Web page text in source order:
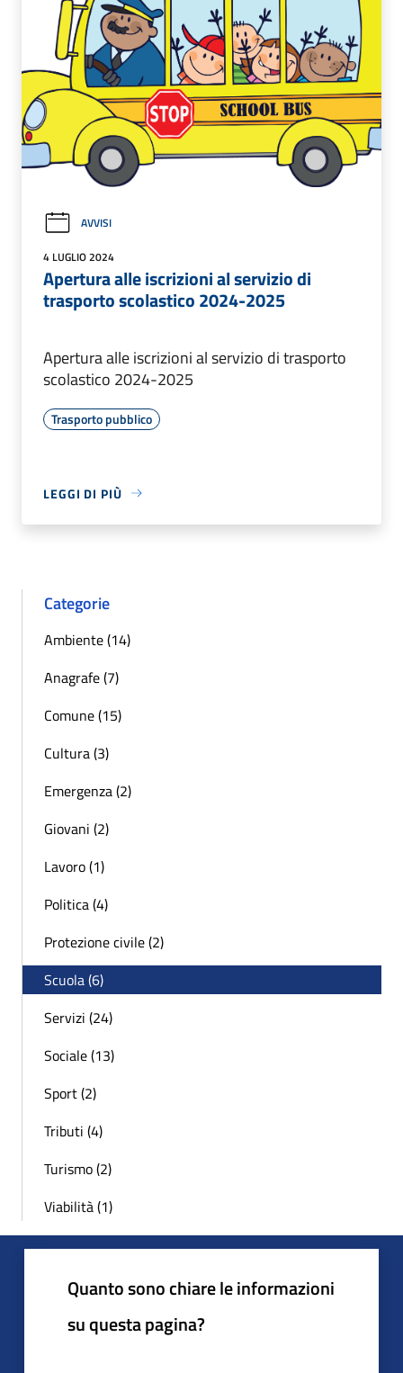
AVVISI
4 LUGLIO 2024
Apertura alle iscrizioni al servizio di
trasporto scolastico 2024-2025
Apertura alle iscrizioni al servizio di trasporto
scolastico 2024-2025
Trasporto pubblico
LEGGI DI PIÙ
Categorie
Ambiente (14)
Anagrafe (7)
Comune (15)
Cultura (3)
Emergenza (2)
Giovani (2)
Lavoro (1)
Politica (4)
Protezione civile (2)
Scuola (6)
Servizi (24)
Sociale (13)
Sport (2)
Tributi (4)
Turismo (2)
Viabilità (1)
Quanto sono chiare le informazioni
su questa pagina?